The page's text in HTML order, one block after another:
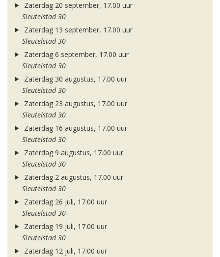
Zaterdag 20 september, 17.00 uur
Sleutelstad 30
Zaterdag 13 september, 17.00 uur
Sleutelstad 30
Zaterdag 6 september, 17.00 uur
Sleutelstad 30
Zaterdag 30 augustus, 17.00 uur
Sleutelstad 30
Zaterdag 23 augustus, 17.00 uur
Sleutelstad 30
Zaterdag 16 augustus, 17.00 uur
Sleutelstad 30
Zaterdag 9 augustus, 17.00 uur
Sleutelstad 30
Zaterdag 2 augustus, 17.00 uur
Sleutelstad 30
Zaterdag 26 juli, 17.00 uur
Sleutelstad 30
Zaterdag 19 juli, 17.00 uur
Sleutelstad 30
Zaterdag 12 juli, 17.00 uur